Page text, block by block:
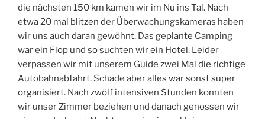
die nächsten 150 km kamen wir im Nu ins Tal. Nach
etwa 20 mal blitzen der Überwachungskameras haben
wir uns auch daran gewöhnt. Das geplante Camping
war ein Flop und so suchten wir ein Hotel. Leider
verpassen wir mit unserem Guide zwei Mal die richtige
Autobahnabfahrt. Schade aber alles war sonst super
organisiert. Nach zwölf intensiven Stunden konnten
wir unser Zimmer beziehen und danach genossen wir